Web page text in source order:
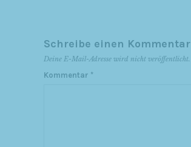
Schreibe einen Kommentar
Deine E-Mail-Adresse wird nicht veröffentlicht.
Kommentar *